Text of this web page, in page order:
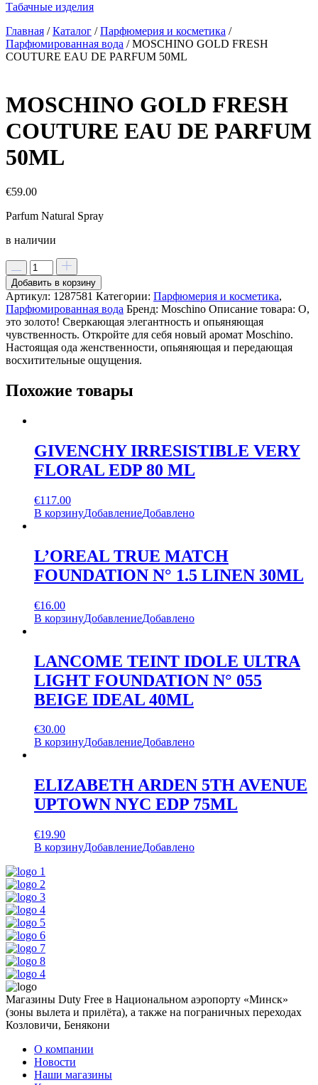
Табачные изделия
Главная /Каталог /Парфюмерия и косметика /
Парфюмированная вода /MOSCHINO GOLD FRESH
COUTURE EAU DE PARFUM 50ML
MOSCHINO GOLD FRESH
COUTURE EAU DE PARFUM
50ML
€59.00
Parfum Natural Spray
в наличии
Добавить в корзину
Артикул: 1287581 Категории: Парфюмерия и косметика,
Парфюмированная вода Бренд: Moschino Описание товара: О,
это золото! Сверкающая элегантность и опьяняющая
чувственность. Откройте для себя новый аромат Moschino.
Настоящая ода женственности, опьяняющая и передающая
восхитительные ощущения.
Похожие товары
GIVENCHY IRRESISTIBLE VERY
FLORAL EDP 80 ML
€117.00
В корзинуДобавлениеДобавлено
L’OREAL TRUE MATCH
FOUNDATION N° 1.5 LINEN 30ML
€16.00
В корзинуДобавлениеДобавлено
LANCOME TEINT IDOLE ULTRA
LIGHT FOUNDATION N° 055
BEIGE IDEAL 40ML
€30.00
В корзинуДобавлениеДобавлено
ELIZABETH ARDEN 5TH AVENUE
UPTOWN NYC EDP 75ML
€19.90
В корзинуДобавлениеДобавлено
Магазины Duty Free в Национальном аэропорту «Минск»
(зоны вылета и прилёта), а также на пограничных переходах
Козловичи, Бенякони
О компании
Новости
Наши магазины